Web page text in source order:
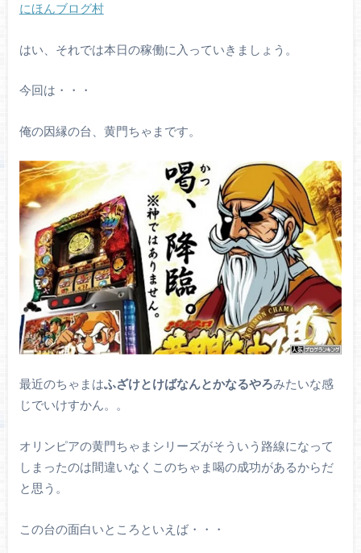
にほんブログ村
はい、それでは本日の稼働に入っていきましょう。
今回は・・・
俺の因縁の台、黄門ちゃまです。
最近のちゃまはふざけとけばなんとかなるやろみたいな感
じでいけすかん。。
オリンピアの黄門ちゃまシリーズがそういう路線になって
しまったのは間違いなくこのちゃま喝の成功があるからだ
と思う。
この台の面白いところといえば・・・